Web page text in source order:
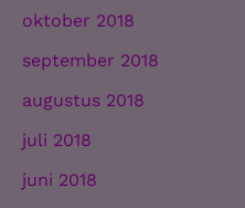
oktober 2018
september 2018
augustus 2018
juli 2018
juni 2018